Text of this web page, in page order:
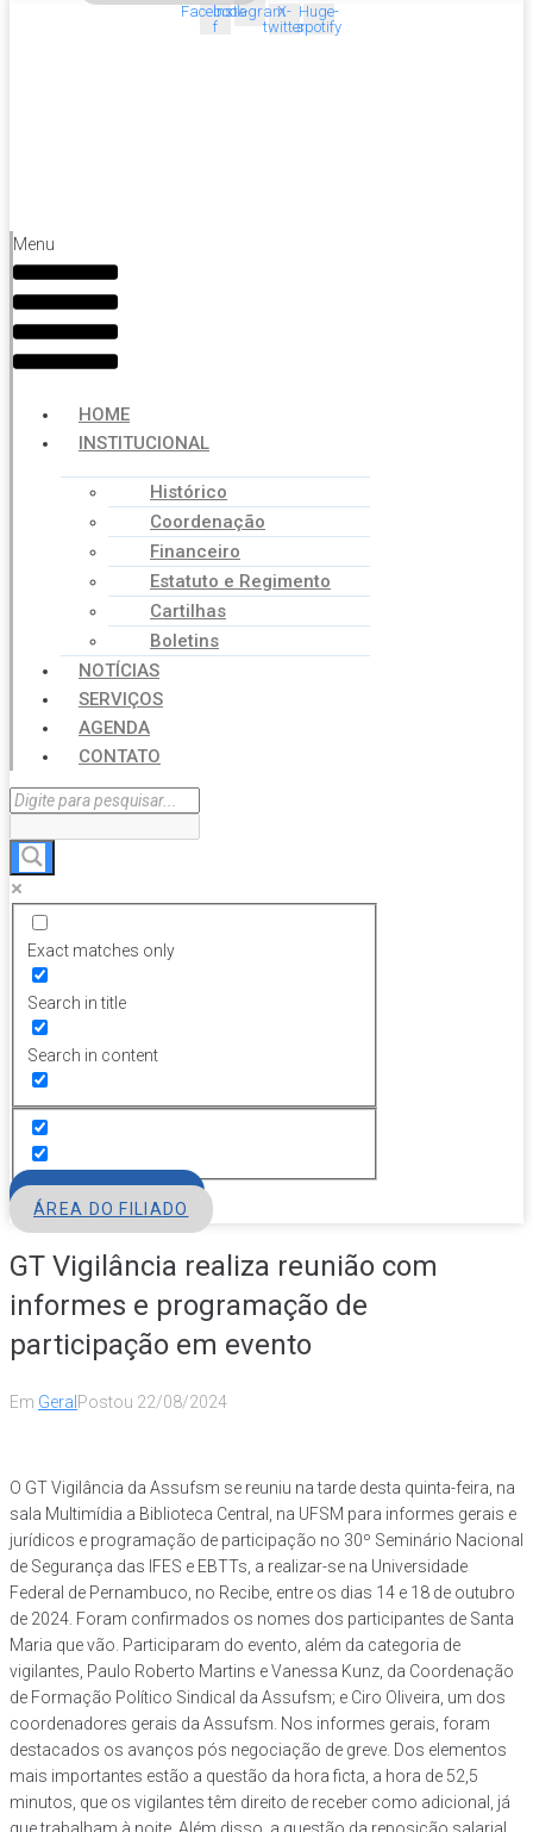
Facebook-
f
InstagramX-
twitter
Huge-
spotify
Menu
HOME
INSTITUCIONAL
Histórico
Coordenação
Financeiro
Estatuto e Regimento
Cartilhas
Boletins
NOTÍCIAS
SERVIÇOS
AGENDA
CONTATO
Exact matches only
Search in title
Search in content
ÁREA DO FILIADO
GT Vigilância realiza reunião com
informes e programação de
participação em evento
Em Geral Postou 22/08/2024
O GT Vigilância da Assufsm se reuniu na tarde desta quinta-feira, na
sala Multimídia a Biblioteca Central, na UFSM para informes gerais e
jurídicos e programação de participação no 30º Seminário Nacional
de Segurança das IFES e EBTTs, a realizar-se na Universidade
Federal de Pernambuco, no Recibe, entre os dias 14 e 18 de outubro
de 2024. Foram confirmados os nomes dos participantes de Santa
Maria que vão. Participaram do evento, além da categoria de
vigilantes, Paulo Roberto Martins e Vanessa Kunz, da Coordenação
de Formação Político Sindical da Assufsm; e Ciro Oliveira, um dos
coordenadores gerais da Assufsm. Nos informes gerais, foram
destacados os avanços pós negociação de greve. Dos elementos
mais importantes estão a questão da hora ficta, a hora de 52,5
minutos, que os vigilantes têm direito de receber como adicional, já